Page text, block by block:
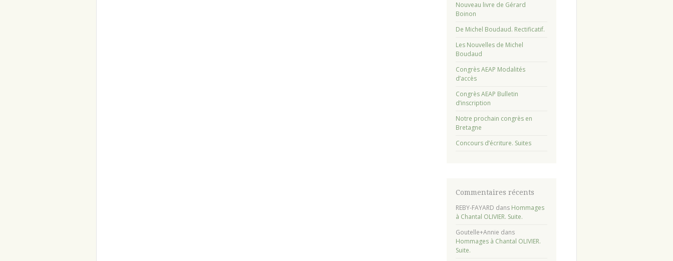
Nouveau livre de Gérard
Boinon
De Michel Boudaud. Rectificatif.
Les Nouvelles de Michel
Boudaud
Congrès AEAP Modalités
d’accès
Congrès AEAP Bulletin
d’inscription
Notre prochain congrès en
Bretagne
Concours d’écriture. Suites
Commentaires récents
REBY-FAYARD dans Hommages
à Chantal OLIVIER. Suite.
Goutelle+Annie dans
Hommages à Chantal OLIVIER.
Suite.